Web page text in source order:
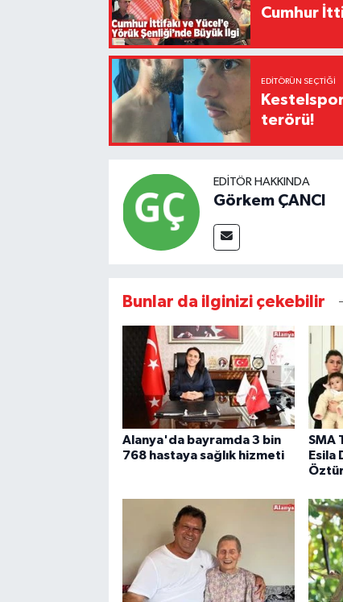
Cumhur
EDITÖRÜN SEÇTIĞI
terörü!
EDITÖR HAKKINDA
Görkem ÇANCI
Bunlar da ilginizi çekebilir
Alanya'da bayramda 3 bin
768 hastaya sağlık hizmeti
SMA
Esila